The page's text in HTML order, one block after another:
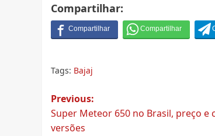
Compartilhar:
Tags: Bajaj
Post
navigation
Previous:
Super Meteor 650 no Brasil, preço e
versões